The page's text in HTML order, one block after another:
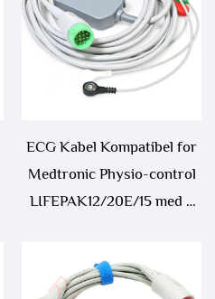
ECG Kabel Kompatibel for
Medtronic Physio-control
LIFEPAK12/20E/15 med 4